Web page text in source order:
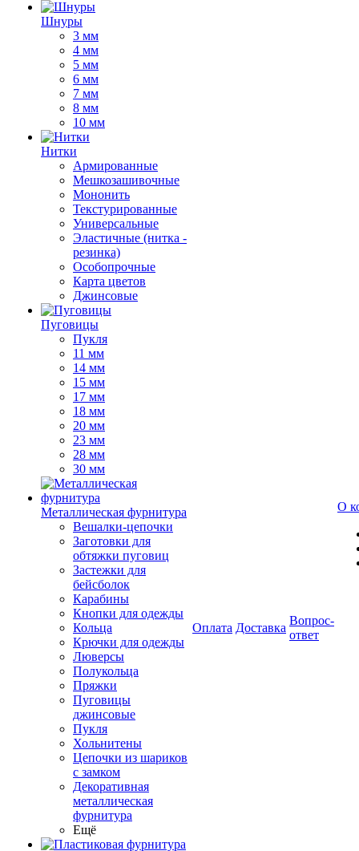
Шнуры
3 мм
4 мм
5 мм
6 мм
7 мм
8 мм
10 мм
Нитки
Армированные
Мешкозашивочные
Мононить
Текстурированные
Универсальные
Эластичные (нитка -
резинка)
Особопрочные
Карта цветов
Джинсовые
Пуговицы
Пукля
11 мм
14 мм
15 мм
17 мм
18 мм
20 мм
23 мм
28 мм
30 мм
Металлическая фурнитура
Вешалки-цепочки
Заготовки для
обтяжки пуговиц
Застежки для
бейсболок
Карабины
Кнопки для одежды
Кольца
Крючки для одежды
Люверсы
Полукольца
Пряжки
Пуговицы
джинсовые
Пукля
Хольнитены
Цепочки из шариков
с замком
Декоративная
металлическая
фурнитура
Ещё
Оплата Доставка
Вопрос-
ответ
О